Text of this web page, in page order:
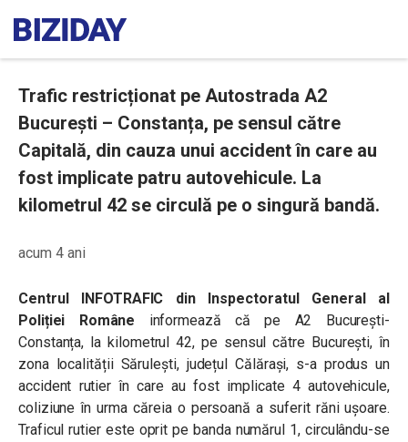
Trafic restricționat pe Autostrada A2
București – Constanța, pe sensul către
Capitală, din cauza unui accident în care au
fost implicate patru autovehicule. La
kilometrul 42 se circulă pe o singură bandă.
acum 4 ani
Centrul INFOTRAFIC din Inspectoratul General al
Poliției Române
informează că pe A2 București-
Constanța, la kilometrul 42, pe sensul către București, în
zona localității Sărulești, județul Călărași, s-a produs un
accident rutier în care au fost implicate 4 autovehicule,
coliziune în urma căreia o persoană a suferit răni ușoare.
Traficul rutier este oprit pe banda numărul 1, circulându-se